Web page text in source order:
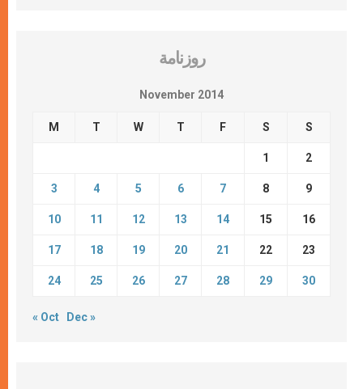
روزنامة
November 2014
M T W T F S S
1 2
3 4 5 6 7 8 9
10 11 12 13 14 15 16
17 18 19 20 21 22 23
24 25 26 27 28 29 30
« Oct Dec »